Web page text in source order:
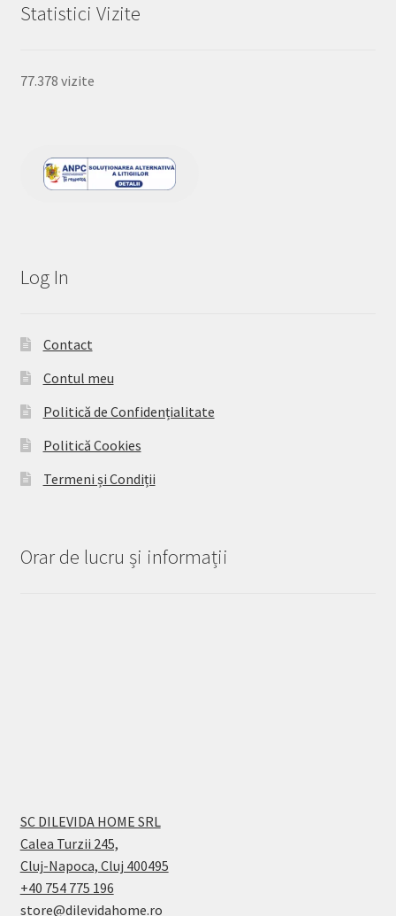
Statistici Vizite
77.378 vizite
Log In
Contact
Contul meu
Politică de Confidențialitate
Politică Cookies
Termeni și Condiții
Orar de lucru și informații
SC DILEVIDA HOME SRL
Calea Turzii 245,
Cluj-Napoca, Cluj 400495
+40 754 775 196
store@dilevidahome.ro